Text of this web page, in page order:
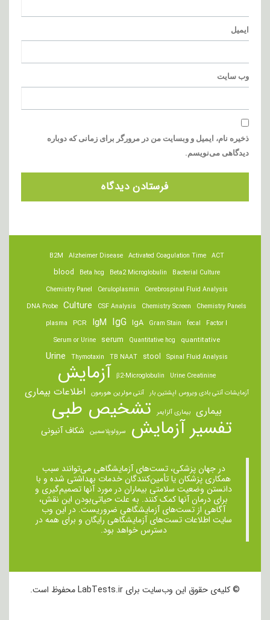
ایمیل
وب‌ سایت
ذخیره نام، ایمیل و وبسایت من در مرورگر برای زمانی که دوباره
دیدگاهی می‌نویسم.
ACT
Activated Coagulation Time
Alzheimer Disease
B2M
Bacterial Culture
Beta2 Microglobulin
Beta hcg
blood
Cerebrospinal Fluid Analysis
Ceruloplasmin
Chemistry Panel
Chemistry Panels
Chemistry Screen
CSF Analysis
Culture
DNA Probe
Factor I
fecal
Gram Stain
IgA
IgG
IgM
PCR
plasma
quantitative
Quantitative hcg
serum
Serum or Urine
Spinal Fluid Analysis
stool
TB NAAT
Thymotaxin
Urine
Urine Creatinine
β2-Microglobulin آزمایش
آزمایشات آنتی بادی ویروس اپشتین بار آنتی مولرین هورمون اطلاعات بیماری
بیماری بیماری آلزایمر تشخیص طبی
تفسیر آزمایش سرولوپلاسمین شکاف آنیونی
در جهان پزشکی، تست‌های آزمایشگاهی می‌توانند سبب
همکاری پزشکان یا تأمین‌کنندگان خدمات بهداشتی شده و با
دانستن وضعیت سلامتی بیماران در مورد آنها تصمیم‌گیری و
برای درمان ‌آنها کمک کنند. به علت حیاتی‌بودن این نقش،
آگاهی از تست‌های آزمایشگاهی ضروریست. در این وب
سایت اطلاعات تست‌های آزمایشگاهی رایگان و برای همه در
دسترس خواهد بود.
© کلیه‌ی حقوق این وب‌سایت برای LabTests.ir محفوظ است.